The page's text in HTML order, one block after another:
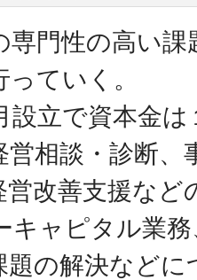
専門性の高い
ていく。
立で資本金は
営相談・診断、
営改善支援な
キャピタル業
の解決などに